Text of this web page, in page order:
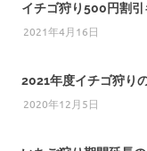
イチゴ狩り500円割
2021年4月16日
2021年度イチゴ狩り
2020年12月5日